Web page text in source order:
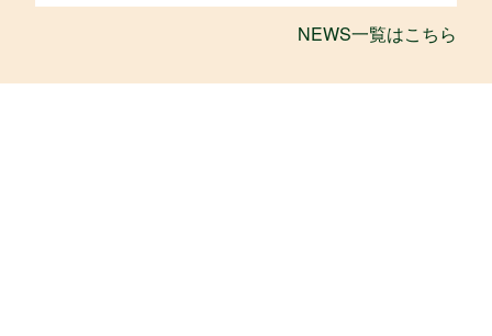
NEWS一覧はこちら